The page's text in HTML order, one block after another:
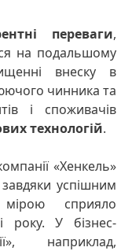
переваги,
на подальшому
внеску в
чинника та
і споживачів
технологій.
«Хенкель»
успішним
сприяло
року. У бізнес-
наприклад,